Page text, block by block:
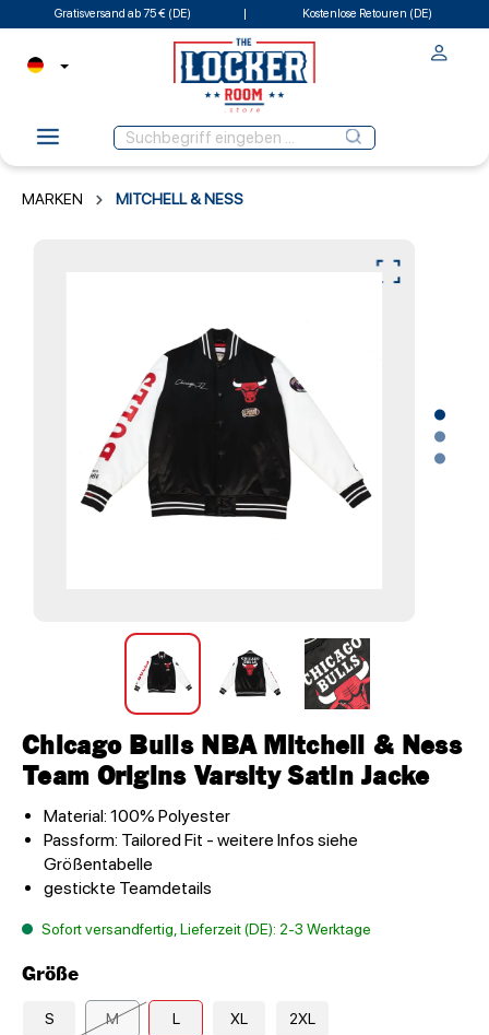
Gratisversand ab 75 € (DE) Kostenlose Retouren (DE)
MARKEN MITCHELL & NESS
Chicago Bulls NBA Mitchell & Ness
Team Origins Varsity Satin Jacke
Material: 100% Polyester
Passform: Tailored Fit - weitere Infos siehe
Größentabelle
gestickte Teamdetails
Sofort versandfertig, Lieferzeit (DE): 2-3 Werktage
Größe
S M L XL 2XL